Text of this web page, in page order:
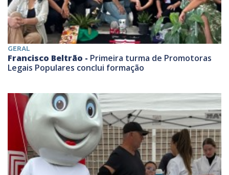
GERAL
Francisco Beltrão - Primeira turma de Promotoras
Legais Populares conclui formação